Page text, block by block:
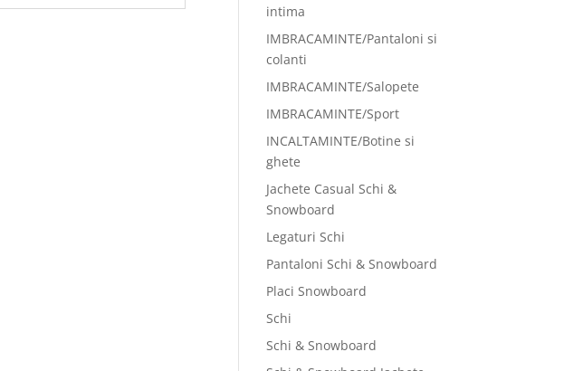
intima
IMBRACAMINTE/Pantaloni si
colanti
IMBRACAMINTE/Salopete
IMBRACAMINTE/Sport
INCALTAMINTE/Botine si
ghete
Jachete Casual Schi &
Snowboard
Legaturi Schi
Pantaloni Schi & Snowboard
Placi Snowboard
Schi
Schi & Snowboard